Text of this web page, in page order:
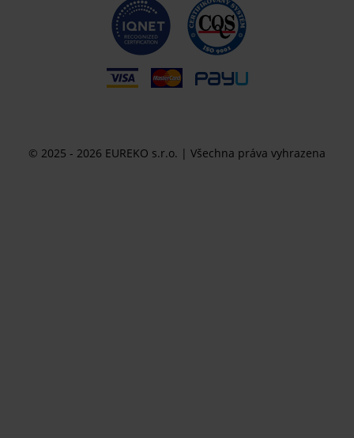
© 2025 - 2026 EUREKO s.r.o. | Všechna práva vyhrazena